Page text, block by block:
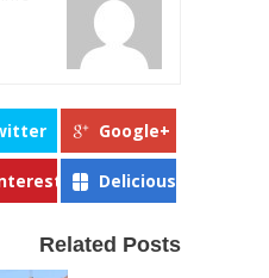
Google+
Delicious
Related Posts